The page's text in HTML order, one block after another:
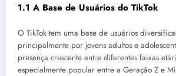
1.1 A Base de Usuários do TikTok
O TikTok tem uma base de usuários
principalmente por jovens adultos e
presença crescente entre diferentes faixas
especialmente popular entre a Geração Z e